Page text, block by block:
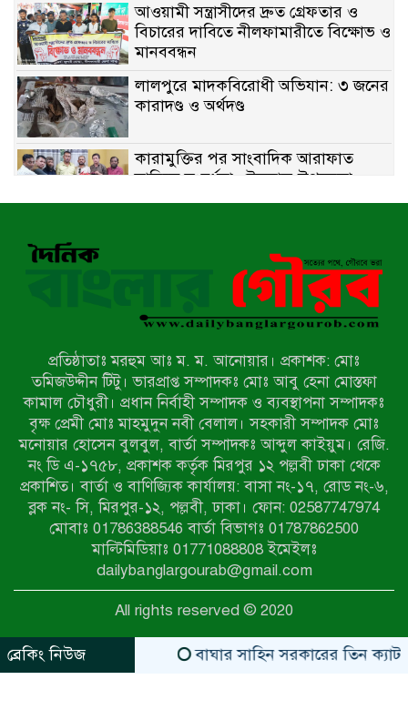
আওয়ামী সন্ত্রাসীদের দ্রুত গ্রেফতার ও
বিচারের দাবিতে নীলফামারীতে বিক্ষোভ ও
মানববন্ধন
লালপুরে মাদকবিরোধী অভিযান: ৩ জনের
কারাদণ্ড ও অর্থদণ্ড
কারামুক্তির পর সাংবাদিক আরাফাত
সানিকে সংবর্ধনা, টেকনাফ উপজেলা
প্রেসক্লাবের ফুলেল শুভেচ্ছা
মিয়ানমারের সীমান্তে স্থলমাইন বিস্ফোরণ:
উখিয়ার এক যুবকের পা বিচ্ছিন্ন
৭ম শ্রেণি পড়ুয়া কন্যাকে উত্ত্যক্ত করার
প্রতিবাদ করায় পিতাকে কু*পি*য়ে
জ*খ*ম…!!
জুলাই গণঅভ্যুত্থান দিবস-২০২৬ উপলক্ষে
নীলফামারীতে শহিদদের স্মরণে দোয়া
মাহফিল ও আলোচনা সভা অনুষ্ঠিত
বেলকুচিতে বজ্রপাতে শিক্ষার্থীর মৃত্যু
বেলকুচিতে গণঅভ্যুত্থান দিবসে ইসলামী
আন্দোলনের গণমিছিল ও গণহত্যার
বিচারের দাবি
প্রতিষ্ঠাতাঃ মরহুম আঃ ম. ম. আনোয়ার। প্রকাশক: মোঃ
তমিজউদ্দীন টিটু। ভারপ্রাপ্ত সম্পাদকঃ মোঃ আবু হেনা মোস্তফা
কামাল চৌধুরী। প্রধান নির্বাহী সম্পাদক ও ব্যবস্থাপনা সম্পাদকঃ
বৃক্ষ প্রেমী মোঃ মাহমুদুন নবী বেলাল। সহকারী সম্পাদক মোঃ
মনোয়ার হোসেন বুলবুল, বার্তা সম্পাদকঃ আব্দুল কাইয়ুম। রেজি.
নং ডি এ-১৭৫৮, প্রকাশক কর্তৃক মিরপুর ১২ পল্লবী ঢাকা থেকে
প্রকাশিত। বার্তা ও বাণিজ্যিক কার্যালয়: বাসা নং-১৭, রোড নং-৬,
ব্লক নং- সি, মিরপুর-১২, পল্লবী, ঢাকা। ফোন: 02587747974
মোবাঃ 01786388546 বার্তা বিভাগঃ 01787862500
মাল্টিমিডিয়াঃ 01771088808 ইমেইলঃ
dailybanglargourab@gmail.com
All rights reserved © 2020
ব্রেকিং নিউজ
বাঘার সাহিন সরকারের তিন